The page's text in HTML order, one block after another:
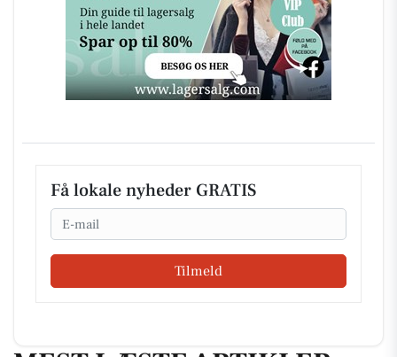
Få lokale nyheder GRATIS
Email
Tilmeld